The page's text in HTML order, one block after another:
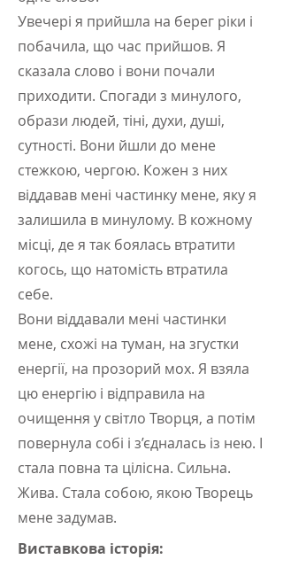
Увечері я прийшла на берег ріки і
побачила, що час прийшов. Я
сказала слово і вони почали
приходити. Спогади з минулого,
образи людей, тіні, духи, душі,
сутності. Вони йшли до мене
стежкою, чергою. Кожен з них
віддавав мені частинку мене, яку я
залишила в минулому. В кожному
місці, де я так боялась втратити
когось, що натомість втратила
себе.
Вони віддавали мені частинки
мене, схожі на туман, на згустки
енергії, на прозорий мох. Я взяла
цю енергію і відправила на
очищення у світло Творця, а потім
повернула собі і з’єдналась із нею. І
стала повна та цілісна. Сильна.
Жива. Стала собою, якою Творець
мене задумав.
Виставкова історія: